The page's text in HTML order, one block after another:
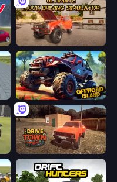
Ultimate Truck Driving Simulator 2020
Offroad Island
DriveTown